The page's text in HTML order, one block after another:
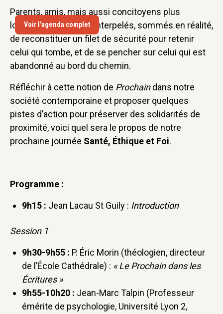
Voir l'agenda complet
Parents, amis, mais aussi concitoyens plus
lointains, se trouvent interpelés, sommés en réalité,
de reconstituer un filet de sécurité pour retenir
celui qui tombe, et de se pencher sur celui qui est
abandonné au bord du chemin.
Réfléchir à cette notion de Prochaindans notre
société contemporaine et proposer quelques
pistes d’action pour préserver des solidarités de
proximité, voici quel sera le propos de notre
prochaine journée Santé, Éthique et Foi.
Programme :
9h15 : Jean Lacau St Guily : Introduction
Session 1
9h30-9h55 : P. Éric Morin (théologien, directeur
de l’École Cathédrale) : « Le Prochain dans les
Écritures »
9h55-10h20 : Jean-Marc Talpin (Professeur
émérite de psychologie, Université Lyon 2,